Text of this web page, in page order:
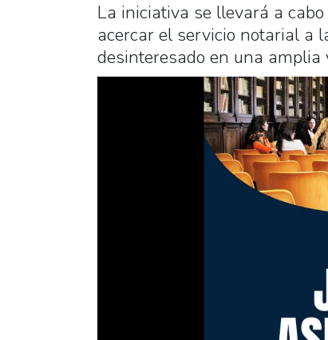
La iniciativa se llevará a
acercar el servicio notarial a
desinteresado en una amplia